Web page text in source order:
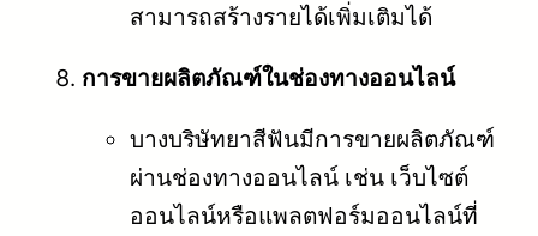
สามารถสร้างรายได้เพิ่มเติมได้
การขายผลิตภัณฑ์ในช่องทางออนไลน์
บางบริษัทยาสีฟันมีการขายผลิตภัณฑ์
ผ่านช่องทางออนไลน์ เช่น เว็บไซต์
ออนไลน์หรือแพลตฟอร์มออนไลน์ที่